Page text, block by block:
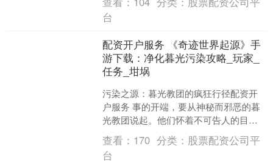
务，并出席广州市“八一....
台
配资开户服务 《奇迹世界起源》手
游下载：净化暮光污染攻略_玩家_
任务_坩埚
污染之源：暮光教团的疯狂行径配资开
户服务 事的开端，要从神秘而邪恶的暮
光教团说起。他们怀着不可告人的目
的，将罪恶之手伸向了原本宁静祥和的
炼金之路。这群疯狂的家伙....
查看： 170 分类： 股票配资公司平
台